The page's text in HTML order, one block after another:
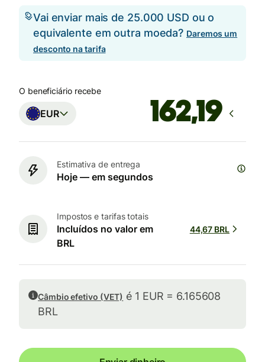
Vai enviar mais de 25.000 USD ou o
equivalente em outra moeda? Daremos um
desconto na tarifa
O beneficiário recebe
EUR
Estimativa de entrega
Hoje — em segundos
Impostos e tarifas totais
Incluídos no valor em
BRL
44,67 BRL
Câmbio efetivo (VET) é 1 EUR = 6.165608
BRL